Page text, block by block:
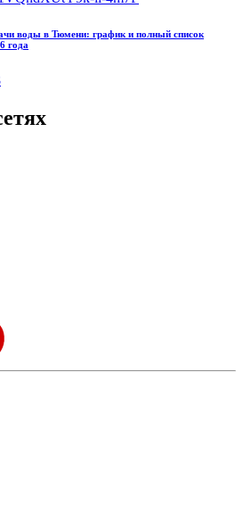
воды в Тюмени: график и полный список
года